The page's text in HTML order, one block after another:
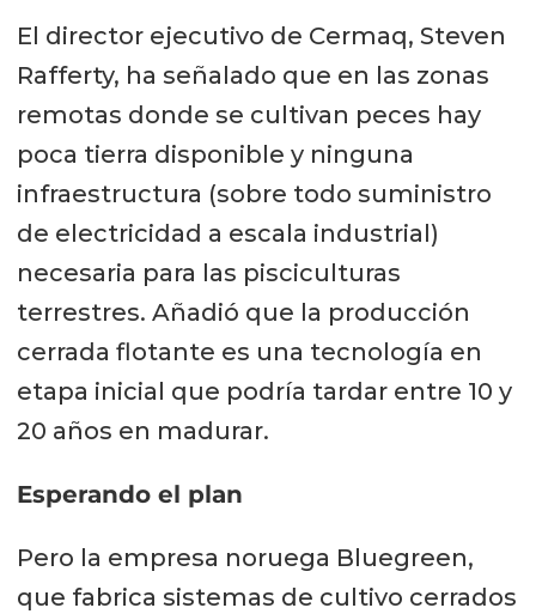
El director ejecutivo de Cermaq, Steven
Rafferty, ha señalado que en las zonas
remotas donde se cultivan peces hay
poca tierra disponible y ninguna
infraestructura (sobre todo suministro
de electricidad a escala industrial)
necesaria para las pisciculturas
terrestres. Añadió que la producción
cerrada flotante es una tecnología en
etapa inicial que podría tardar entre 10 y
20 años en madurar.
Esperando el plan
Pero la empresa noruega Bluegreen,
que fabrica sistemas de cultivo cerrados